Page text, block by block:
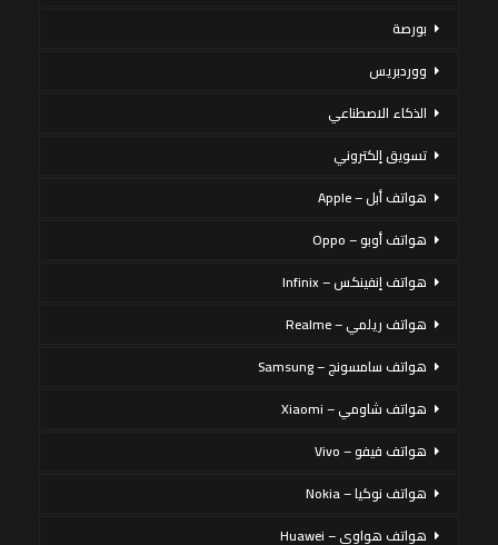
بورصة
ووردبريس
الذكاء الاصطناعي
تسويق إلكتروني
هواتف أبل – Apple
هواتف أوبو – Oppo
هواتف إنفينكس – Infinix
هواتف ريلمي – Realme
هواتف سامسونج – Samsung
هواتف شاومي – Xiaomi
هواتف فيفو – Vivo
هواتف نوكيا – Nokia
هواتف هواوي – Huawei